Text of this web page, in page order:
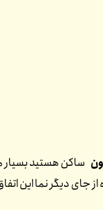
ساکن هستید بسیار
دیگر نما این